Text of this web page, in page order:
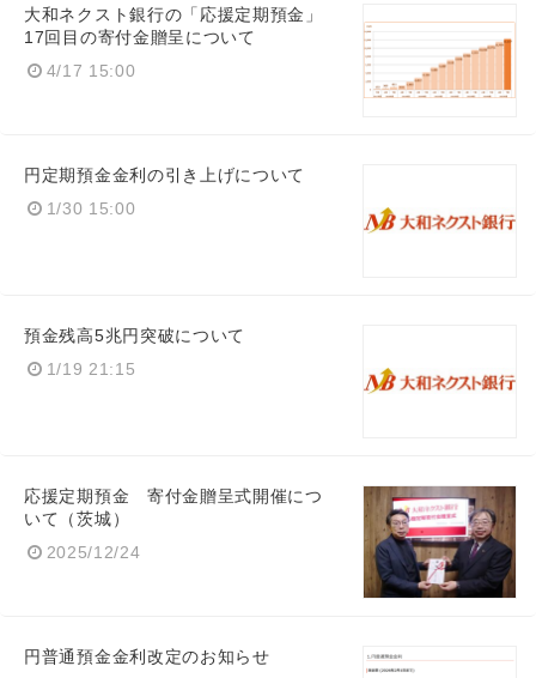
大和ネクスト銀行の「応援定期預金」
17回目の寄付金贈呈について
4/17 15:00
円定期預金金利の引き上げについて
1/30 15:00
預金残高5兆円突破について
1/19 21:15
応援定期預金 寄付金贈呈式開催につ
いて（茨城）
2025/12/24
円普通預金金利改定のお知らせ